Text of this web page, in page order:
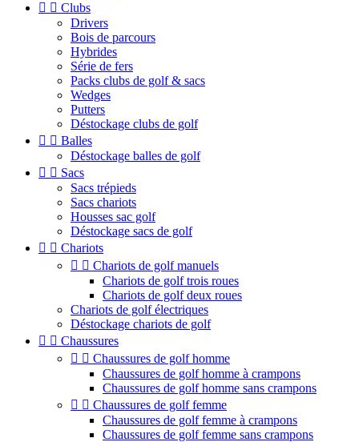
  Clubs
Drivers
Bois de parcours
Hybrides
Série de fers
Packs clubs de golf & sacs
Wedges
Putters
Déstockage clubs de golf
  Balles
Déstockage balles de golf
  Sacs
Sacs trépieds
Sacs chariots
Housses sac golf
Déstockage sacs de golf
  Chariots
  Chariots de golf manuels
Chariots de golf trois roues
Chariots de golf deux roues
Chariots de golf électriques
Déstockage chariots de golf
  Chaussures
  Chaussures de golf homme
Chaussures de golf homme à crampons
Chaussures de golf homme sans crampons
  Chaussures de golf femme
Chaussures de golf femme à crampons
Chaussures de golf femme sans crampons